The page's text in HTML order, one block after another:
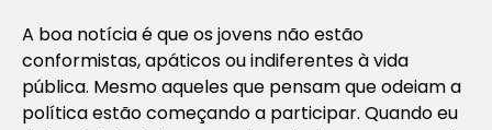
A boa notícia é que os jovens não estão
conformistas, apáticos ou indiferentes à vida
pública. Mesmo aqueles que pensam que odeiam a
política estão começando a participar. Quando eu